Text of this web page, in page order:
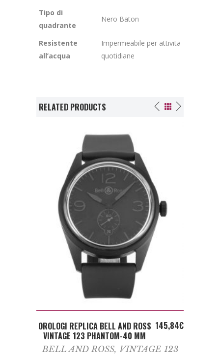
Tipo di
quadrante
Nero Baton
Resistente
all’acqua
Impermeabile per attivita
quotidiane
RELATED PRODUCTS
ADD TO CART
OROLOGI REPLICA BELL AND ROSS
VINTAGE 123 PHANTOM-40 MM
145,84€
BELL AND ROSS, VINTAGE 123